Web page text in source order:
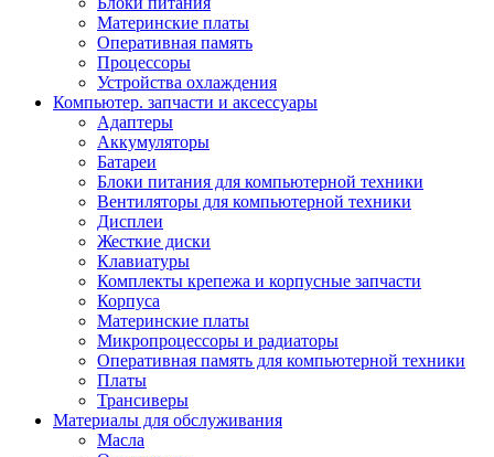
Материнские платы
Оперативная память
Процессоры
Устройства охлаждения
Компьютер. запчасти и аксессуары
Адаптеры
Аккумуляторы
Батареи
Блоки питания для компьютерной техники
Вентиляторы для компьютерной техники
Дисплеи
Жесткие диски
Клавиатуры
Комплекты крепежа и корпусные запчасти
Корпуса
Материнские платы
Микропроцессоры и радиаторы
Оперативная память для компьютерной техники
Платы
Трансиверы
Материалы для обслуживания
Масла